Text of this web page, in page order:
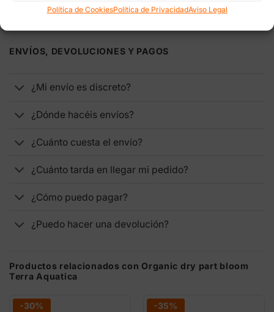
Política de CookiesPolítica de PrivacidadAviso Legal
ENVÍOS, DEVOLUCIONES Y PAGOS
¿Mi envío es discreto?
¿Dónde hacéis envíos?
¿Cuánto cuesta el envío?
¿Cuánto tarda en llegar mi pedido?
¿Cómo puedo pagar?
¿Puedo hacer una devolución?
Productos relacionados con Organic dry part bloom
Terra Aquatica
-30% -35%